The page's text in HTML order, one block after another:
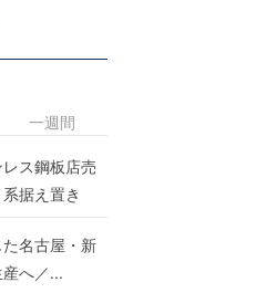
ス鋼板店売
据え置き
名古屋・新
へ／...
一週間